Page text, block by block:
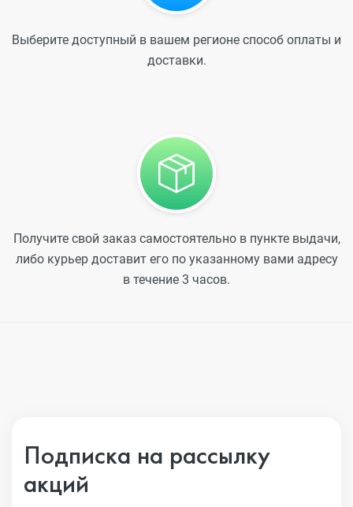
Выберите доступный в вашем регионе способ оплаты и
доставки.
Получите свой заказ самостоятельно в пункте выдачи,
либо курьер доставит его по указанному вами адресу
в течение 3 часов.
Подписка на рассылку
акций